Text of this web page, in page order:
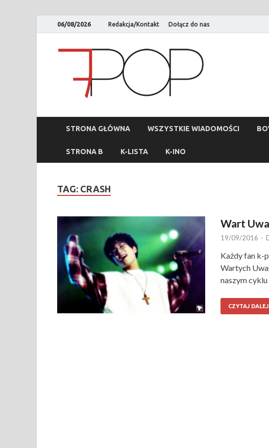
06/08/2026 Redakcja/Kontakt Dołącz do nas
STRONA GŁÓWNA WSZYSTKIE WIADOMOŚCI
STRONA B K-LISTA K-INO
TAG: CRASH
Wart
19/09/2016 -
Każdy fan k-
Wartych
naszym cyklu
CZYTAJ DALEJ